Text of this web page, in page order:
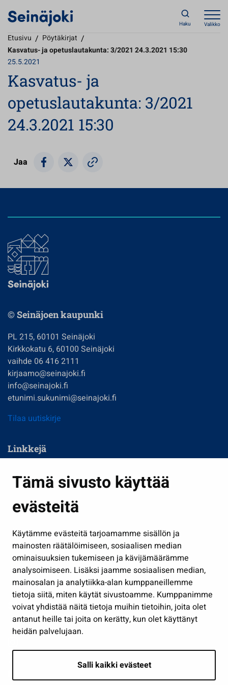
Tämä sivusto käyttää
evästeitä
Käytämme evästeitä tarjoamamme sisällön ja
mainosten räätälöimiseen, sosiaalisen median
ominaisuuksien tukemiseen ja kävijämäärämme
analysoimiseen. Lisäksi jaamme sosiaalisen median,
mainosalan ja analytiikka-alan kumppaneillemme
tietoja siitä, miten käytät sivustoamme. Kumppanimme
voivat yhdistää näitä tietoja muihin tietoihin, joita olet
antanut heille tai joita on kerätty, kun olet käyttänyt
heidän palvelujaan.
Salli kaikki evästeet
Haku Valikko
Etusivu / Pöytäkirjat /
Kasvatus- ja opetuslautakunta: 3/2021 24.3.2021 15:30
25.5.2021
Kasvatus- ja
opetuslautakunta: 3/2021
24.3.2021 15:30
Jaa
© Seinäjoen kaupunki
PL 215, 60101 Seinäjoki
Kirkkokatu 6, 60100 Seinäjoki
vaihde 06 416 2111
kirjaamo@seinajoki.fi
info@seinajoki.fi
etunimi.sukunimi@seinajoki.fi
Tilaa uutiskirje
Linkkejä
Kasvatus ja opetus
Kulttuuri ja liikunta
Työ ja yrittäminen
Osallistu ja asioi
Näytä omat evästeasetukseni
Seuraa meitä